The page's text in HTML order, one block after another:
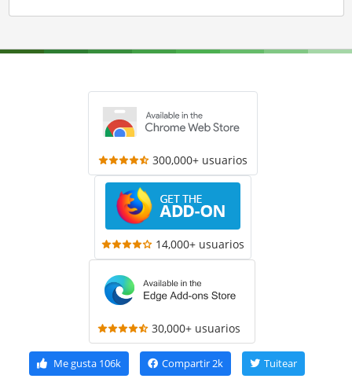
300,000+ usuarios
14,000+ usuarios
30,000+ usuarios
Me gusta106k Compartir2k Tuitear